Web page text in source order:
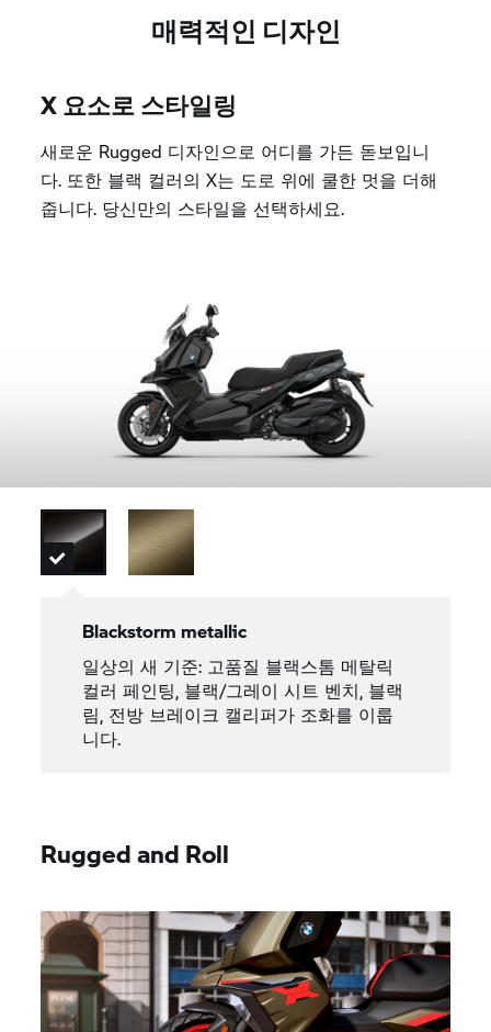
매력적인 디자인
X 요소로 스타일링
새로운 Rugged 디자인으로 어디를 가든 돋보입니
다. 또한 블랙 컬러의 X는 도로 위에 쿨한 멋을 더해
줍니다. 당신만의 스타일을 선택하세요.
Blackstorm metallic
일상의 새 기준: 고품질 블랙스톰 메탈릭
컬러 페인팅, 블랙/그레이 시트 벤치, 블랙
림, 전방 브레이크 캘리퍼가 조화를 이룹
니다.
Rugged and Roll